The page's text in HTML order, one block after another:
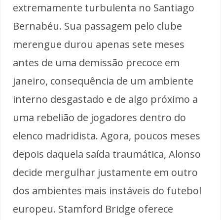
extremamente turbulenta no Santiago
Bernabéu. Sua passagem pelo clube
merengue durou apenas sete meses
antes de uma demissão precoce em
janeiro, consequência de um ambiente
interno desgastado e de algo próximo a
uma rebelião de jogadores dentro do
elenco madridista. Agora, poucos meses
depois daquela saída traumática, Alonso
decide mergulhar justamente em outro
dos ambientes mais instáveis do futebol
europeu. Stamford Bridge oferece